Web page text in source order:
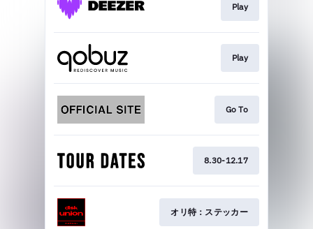
Play
Play
Go To
8.30-12.17
オリ特：ステッカー